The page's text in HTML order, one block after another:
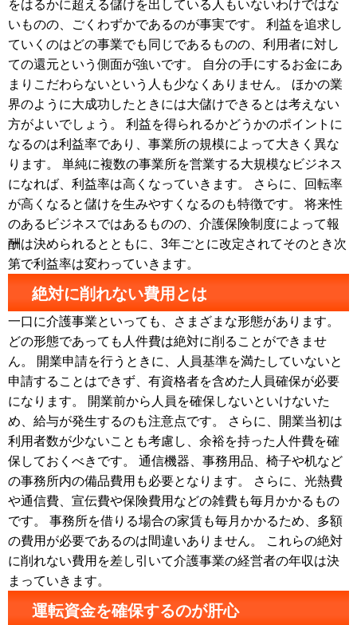
をはるかに超える儲けを出している人もいないわけではな
いものの、ごくわずかであるのが事実です。 利益を追求し
ていくのはどの事業でも同じであるものの、利用者に対し
ての還元という側面が強いです。 自分の手にするお金にあ
まりこだわらないという人も少なくありません。 ほかの業
界のように大成功したときには大儲けできるとは考えない
方がよいでしょう。 利益を得られるかどうかのポイントに
なるのは利益率であり、事業所の規模によって大きく異な
ります。 単純に複数の事業所を営業する大規模なビジネス
になれば、利益率は高くなっていきます。 さらに、回転率
が高くなると儲けを生みやすくなるのも特徴です。 将来性
のあるビジネスではあるものの、介護保険制度によって報
酬は決められるとともに、3年ごとに改定されてそのとき次
第で利益率は変わっていきます。
絶対に削れない費用とは
一口に介護事業といっても、さまざまな形態があります。
どの形態であっても人件費は絶対に削ることができませ
ん。 開業申請を行うときに、人員基準を満たしていないと
申請することはできず、有資格者を含めた人員確保が必要
になります。 開業前から人員を確保しないといけないた
め、給与が発生するのも注意点です。 さらに、開業当初は
利用者数が少ないことも考慮し、余裕を持った人件費を確
保しておくべきです。 通信機器、事務用品、椅子や机など
の事務所内の備品費用も必要となります。 さらに、光熱費
や通信費、宣伝費や保険費用などの雑費も毎月かかるもの
です。 事務所を借りる場合の家賃も毎月かかるため、多額
の費用が必要であるのは間違いありません。 これらの絶対
に削れない費用を差し引いて介護事業の経営者の年収は決
まっていきます。
運転資金を確保するのが肝心